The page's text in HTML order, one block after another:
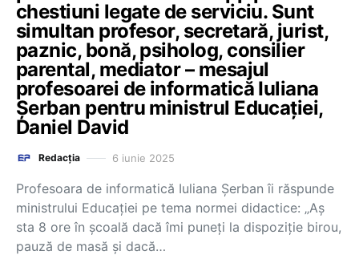
chestiuni legate de serviciu. Sunt
simultan profesor, secretară, jurist,
paznic, bonă, psiholog, consilier
parental, mediator – mesajul
profesoarei de informatică Iuliana
Șerban pentru ministrul Educației,
Daniel David
Redacția 6 iunie 2025
Profesoara de informatică Iuliana Șerban îi răspunde
ministrului Educației pe tema normei didactice: „Aș
sta 8 ore în școală dacă îmi puneți la dispoziție birou,
pauză de masă și dacă…